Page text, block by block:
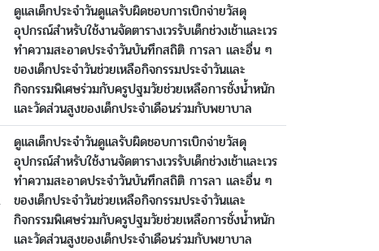
ดูแลเด็กประจำวันดูแลรับผิดชอบการเบิกจ่ายวัสดุ
อุปกรณ์สำหรับใช้งานจัดตารางเวรรับเด็กช่วงเช้าและเวร
ทำความสะอาดประจำวันบันทึกสถิติ การลา และอื่น ๆ
ของเด็กประจำวันช่วยเหลือกิจกรรมประจำวันและ
กิจกรรมพิเศษร่วมกับครูปฐมวัยช่วยเหลือการชั่งน้ำหนัก
และวัดส่วนสูงของเด็กประจำเดือนร่วมกับพยาบาล
ดูแลเด็กประจำวันดูแลรับผิดชอบการเบิกจ่ายวัสดุ
อุปกรณ์สำหรับใช้งานจัดตารางเวรรับเด็กช่วงเช้าและเวร
ทำความสะอาดประจำวันบันทึกสถิติ การลา และอื่น ๆ
ของเด็กประจำวันช่วยเหลือกิจกรรมประจำวันและ
กิจกรรมพิเศษร่วมกับครูปฐมวัยช่วยเหลือการชั่งน้ำหนัก
และวัดส่วนสูงของเด็กประจำเดือนร่วมกับพยาบาล